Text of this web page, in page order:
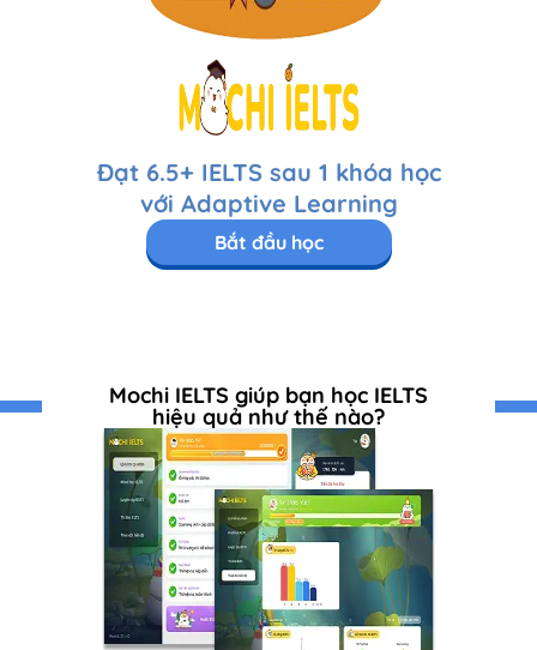
Đạt 6.5+ IELTS sau 1 khóa học
với Adaptive Learning
Bắt đầu học
Mochi IELTS giúp bạn học IELTS
hiệu quả như thế nào?